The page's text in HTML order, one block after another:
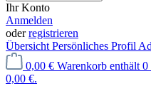
Ihr Konto
Anmelden
oderregistrieren
Übersicht Persönliches Profil
0,00 € Warenkorb enthält
0,00 €.